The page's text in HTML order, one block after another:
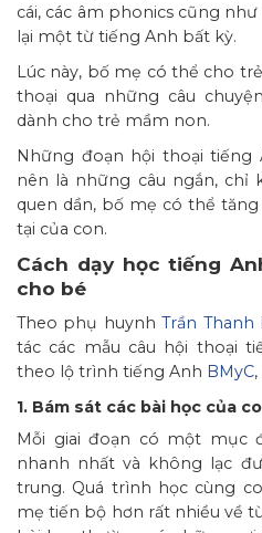
cái, các âm phonics cũng
lại một từ tiếng Anh bất kỳ.
Lúc này, bố mẹ có thể cho
thoại qua những câu
dành cho trẻ mầm non.
Những đoạn hội thoại
nên là những câu ngắn, chỉ
quen dần, bố mẹ có thể
tại của con.
Cách dạy học tiếng
cho bé
Theo phụ huynhTrần Thanh
tác các mẫu câu hội thoại
theo lộ trình tiếng Anh BMyC
1. Bám sát các bài học của
Mỗi giai đoạn có một mục
nhanh nhất và không lạc
trung. Quá trình học cùng
mẹ tiến bộ hơn rất nhiều về